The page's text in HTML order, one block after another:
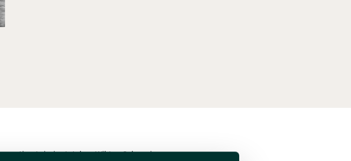
toiminut Johan Wiktor Calamnius.